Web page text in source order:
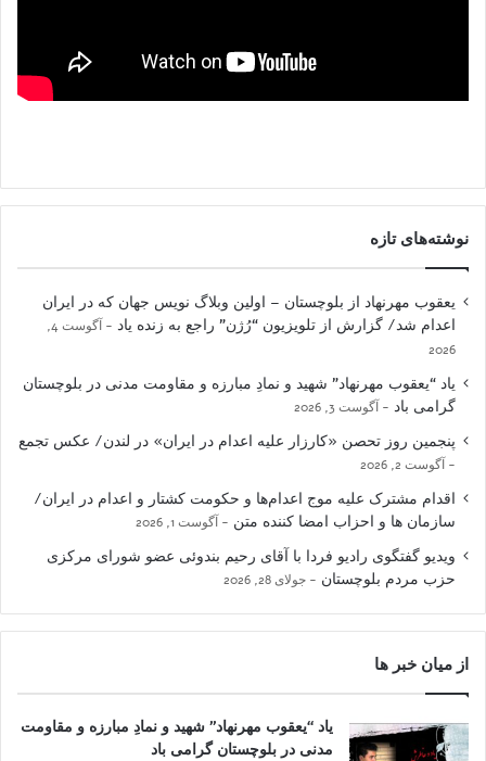
نوشته‌های تازه
یعقوب مهرنهاد از بلوچستان – اولین وبلاگ نویس جهان که در ایران
اعدام شد/ گزارش از تلویزیون “رُژن” راجع به زنده یاد
آگوست 4,
2026
یاد “یعقوب مهرنهاد” شهید و نمادِ مبارزه و مقاومت مدنی در بلوچستان
گرامی باد
آگوست 3, 2026
پنجمین روز تحصن «کارزار علیه اعدام در ایران» در لندن/ عکس تجمع
آگوست 2, 2026
اقدام مشترک علیه موج اعدام‌ها و حکومت کشتار و اعدام در ایران/
سازمان ها و احزاب امضا کننده متن
آگوست 1, 2026
ویدیو گفتگوی رادیو فردا با آقای رحیم بندوئی عضو شورای مرکزی
حزب مردم بلوچستان
جولای 28, 2026
از میان خبر ها
یاد “یعقوب مهرنهاد” شهید و نمادِ مبارزه و مقاومت
مدنی در بلوچستان گرامی باد